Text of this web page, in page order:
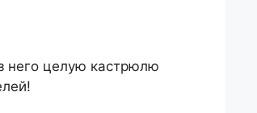
него целую кастрюлю